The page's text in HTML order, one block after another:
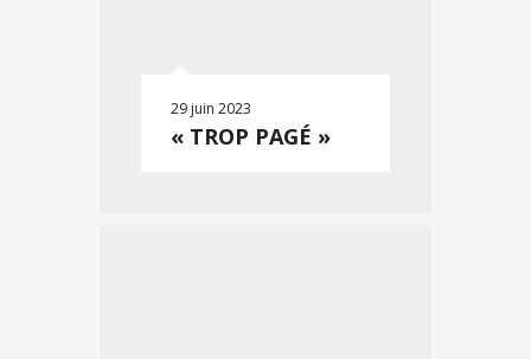
29 juin 2023
« TROP PAGÉ »